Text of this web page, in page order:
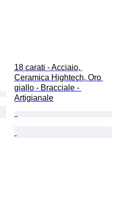
18 carati - Acciaio,
Ceramica Hightech, Oro
giallo - Bracciale -
Artigianale